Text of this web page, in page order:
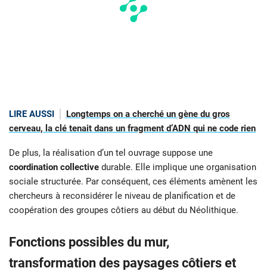
LIRE AUSSI
Longtemps on a cherché un gène du gros
cerveau, la clé tenait dans un fragment d’ADN qui ne code rien
De plus, la réalisation d’un tel ouvrage suppose une
coordination collective durable. Elle implique une organisation
sociale structurée. Par conséquent, ces éléments amènent les
chercheurs à reconsidérer le niveau de planification et de
coopération des groupes côtiers au début du Néolithique.
Fonctions possibles du mur,
transformation des paysages côtiers et